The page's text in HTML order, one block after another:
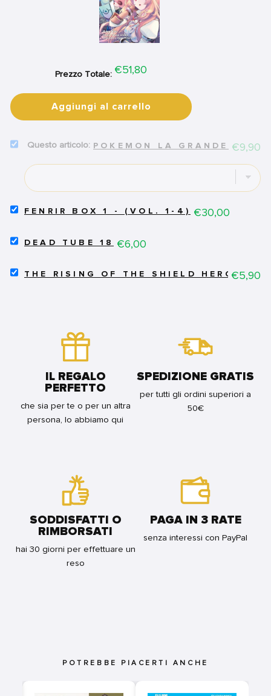
Prezzo Totale: Price
€51,80
Aggiungi al carrello
SELECT
GRANDE
AVVENTURA
23
POKEMON LA GRANDEPrice
€9,90
SELECT
1
1-
FENRIR BOX 1 - (VOL. 1-4) Price
€30,00
SELECT
18
DEAD TUBE 18 Price
€6,00
SELECT
THE RISING OF THE SHIELD HERO 22
Price
€5,90
IL REGALO
PERFETTO
che sia per te o per un altra
persona, lo abbiamo qui
SPEDIZIONE GRATIS
per tutti gli ordini superiori a
50€
SODDISFATTI O
RIMBORSATI
hai 30 giorni per effettuare un
reso
PAGA IN 3 RATE
senza interessi con PayPal
POTREBBE PIACERTI ANCHE